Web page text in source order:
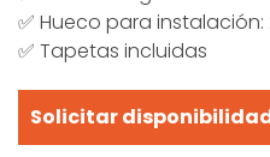
✅ Hueco para instalación:
✅ Tapetas incluidas
Solicitar